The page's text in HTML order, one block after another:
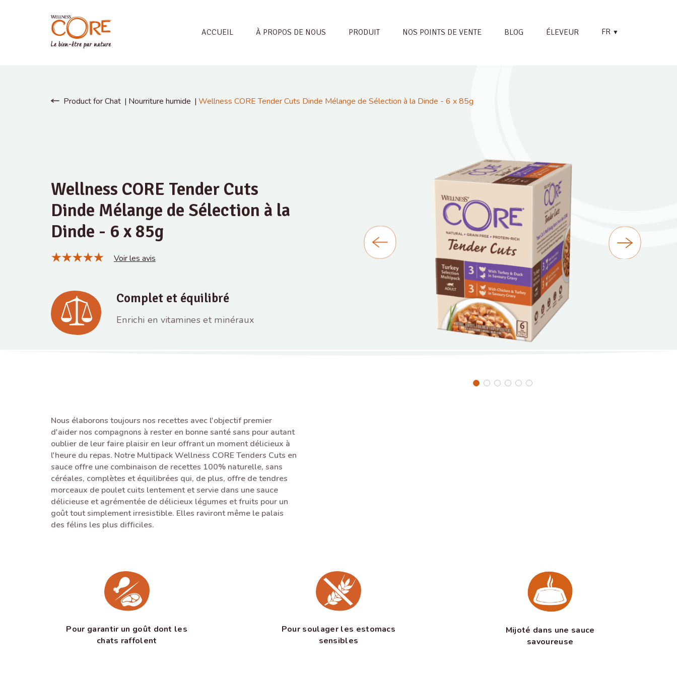
ACCUEIL À PROPOS DE NOUS PRODUIT NOS POINTS DE VENTE BLOG ÉLEVEUR FR ▼
Product for Chat Nourriture humide Wellness CORE Tender Cuts Dinde Mélange de Sélection à la Dinde - 6 x 85g
Wellness CORE Tender Cuts
Dinde Mélange de Sélection à la
Dinde - 6 x 85g
Voir les avis
Complet et équilibré
Enrichi en vitamines et minéraux
Nous élaborons toujours nos recettes avec l'objectif premier
d'aider nos compagnons à rester en bonne santé sans pour autant
oublier de leur faire plaisir en leur offrant un moment délicieux à
l'heure du repas. Notre Multipack Wellness CORE Tenders Cuts en
sauce offre une combinaison de recettes 100% naturelle, sans
céréales, complètes et équilibrées qui, de plus, offre de tendres
morceaux de poulet cuits lentement et servie dans une sauce
délicieuse et agrémentée de délicieux légumes et fruits pour un
goût tout simplement irresistible. Elles raviront même le palais
des félins les plus difficiles.
Pour garantir un goût dont les
chats raffolent
Pour soulager les estomacs
sensibles
Mijoté dans une sauce
savoureuse